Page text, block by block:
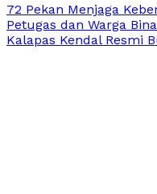
72 Pekan Menjaga
Petugas dan Warga
Kalapas Kendal Resmi